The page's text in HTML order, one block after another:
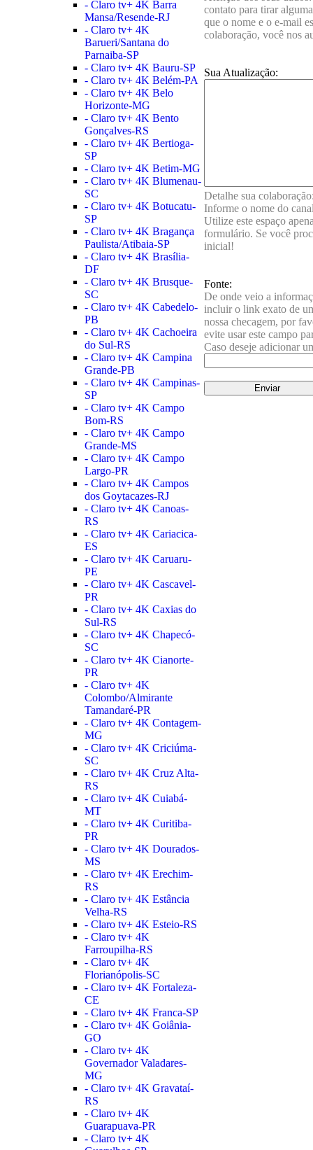
- Claro tv+ 4K Barra
Mansa/Resende-RJ
- Claro tv+ 4K
Barueri/Santana do
Parnaiba-SP
- Claro tv+ 4K Bauru-SP
- Claro tv+ 4K Belém-PA
- Claro tv+ 4K Belo
Horizonte-MG
- Claro tv+ 4K Bento
Gonçalves-RS
- Claro tv+ 4K Bertioga-
SP
- Claro tv+ 4K Betim-MG
- Claro tv+ 4K Blumenau-
SC
- Claro tv+ 4K Botucatu-
SP
- Claro tv+ 4K Bragança
Paulista/Atibaia-SP
- Claro tv+ 4K Brasília-
DF
- Claro tv+ 4K Brusque-
SC
- Claro tv+ 4K Cabedelo-
PB
- Claro tv+ 4K Cachoeira
do Sul-RS
- Claro tv+ 4K Campina
Grande-PB
- Claro tv+ 4K Campinas-
SP
- Claro tv+ 4K Campo
Bom-RS
- Claro tv+ 4K Campo
Grande-MS
- Claro tv+ 4K Campo
Largo-PR
- Claro tv+ 4K Campos
dos Goytacazes-RJ
- Claro tv+ 4K Canoas-
RS
- Claro tv+ 4K Cariacica-
ES
- Claro tv+ 4K Caruaru-
PE
- Claro tv+ 4K Cascavel-
PR
- Claro tv+ 4K Caxias do
Sul-RS
- Claro tv+ 4K Chapecó-
SC
- Claro tv+ 4K Cianorte-
PR
- Claro tv+ 4K
Colombo/Almirante
Tamandaré-PR
- Claro tv+ 4K Contagem-
MG
- Claro tv+ 4K Criciúma-
SC
- Claro tv+ 4K Cruz Alta-
RS
- Claro tv+ 4K Cuiabá-
MT
- Claro tv+ 4K Curitiba-
PR
- Claro tv+ 4K Dourados-
MS
- Claro tv+ 4K Erechim-
RS
- Claro tv+ 4K Estância
Velha-RS
- Claro tv+ 4K Esteio-RS
- Claro tv+ 4K
Farroupilha-RS
- Claro tv+ 4K
Florianópolis-SC
- Claro tv+ 4K Fortaleza-
CE
- Claro tv+ 4K Franca-SP
- Claro tv+ 4K Goiânia-
GO
- Claro tv+ 4K
Governador Valadares-
MG
- Claro tv+ 4K Gravataí-
RS
- Claro tv+ 4K
Guarapuava-PR
- Claro tv+ 4K
contato para tirar
que o nome e o e-mail
colaboração, você nos
Sua Atualização:
Detalhe sua
Informe o nome do
Utilize este espaço
formulário. Se você
inicial!
Fonte:
De onde veio a
incluir o link exato de
nossa checagem, por
evite usar este campo
Caso deseje adicionar